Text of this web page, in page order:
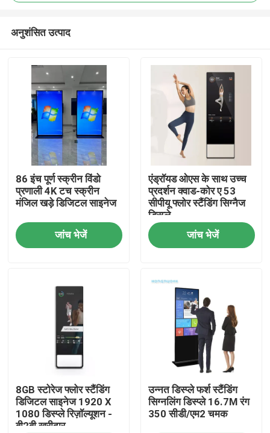
हमारे बारे में
फैक्टरी यात्रा
अनुशंसित उत्पाद
86 इंच पूर्ण स्क्रीन विंडो
प्रणाली 4K टच स्क्रीन
मंजिल खड़े डिजिटल साइनेज
जांच भेजें
एंड्रॉयड ओएस के साथ उच्च
प्रदर्शन क्वाड-कोर ए 53
सीपीयू फ्लोर स्टैंडिंग सिग्नैज
डिस्प्ले
जांच भेजें
8GB स्टोरेज फ्लोर स्टैंडिंग
डिजिटल साइनेज 1920 X
1080 डिस्प्ले रिज़ॉल्यूशन -
बी2बी खरीदार
उन्नत डिस्प्ले फर्श स्टैंडिंग
सिग्नलिंग डिस्प्ले 16.7M रंग
350 सीडी/एम2 चमक